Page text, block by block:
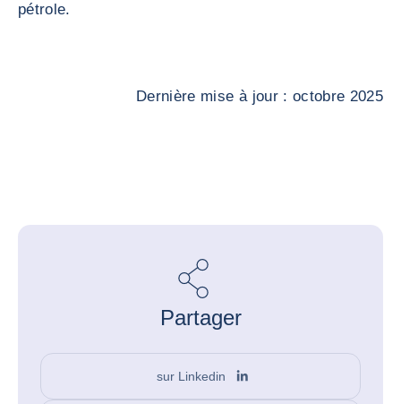
pétrole.
Dernière mise à jour : octobre 2025
Partager
sur Linkedin